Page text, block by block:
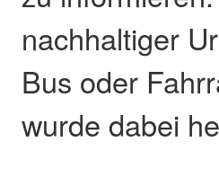
nachhaltiger
Bus oder
wurde dabei